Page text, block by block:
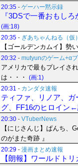
20:35 - ゲーハー黙示録
『3DSで一番おもし
(画:18)
20:35 - ぎあちゃんねる（仮）
【ゴールデンカムイ】
20:32 - mutyunのゲーム+α
アメリカで最もプレイさ
は・・・
(画:1)
20:31 - カンダタ速報
ティファ、リノア、
グ、FF16のヒロイン←
20:30 - VTuberNews
【にじさんじ】ぱんち、
のがまた奇跡 』
20:29 - 漫画まとめ速報
【朗報】ワールドト